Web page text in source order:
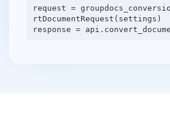
request =
rtDocumentRequest(settings)